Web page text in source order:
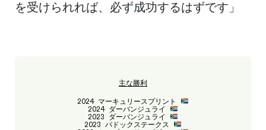
主な勝利
2024 マーキュリースプリント
2024 ダーバンジュライ
2023 ダーバンジュライ
2023 パドックステークス
を受けられれば、必ず成功するはずです」